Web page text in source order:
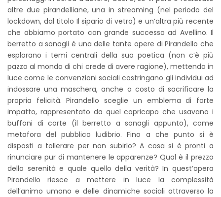
altre due pirandelliane, una in streaming (nel periodo del
lockdown, dal titolo Il sipario di vetro) e un’altra più recente
che abbiamo portato con grande successo ad Avellino. Il
berretto a sonagli è una delle tante opere di Pirandello che
esplorano i temi centrali della sua poetica (non c’è più
pazzo al mondo di chi crede di avere ragione), mettendo in
luce come le convenzioni sociali costringano gli individui ad
indossare una maschera, anche a costo di sacrificare la
propria felicità. Pirandello sceglie un emblema di forte
impatto, rappresentato da quel copricapo che usavano i
buffoni di corte (il berretto a sonagli appunto), come
metafora del pubblico ludibrio. Fino a che punto si è
disposti a tollerare per non subirlo? A cosa si è pronti a
rinunciare pur di mantenere le apparenze? Qual è il prezzo
della serenità e quale quello della verità? In quest’opera
Pirandello riesce a mettere in luce la complessità
dell’animo umano e delle dinamiche sociali attraverso la